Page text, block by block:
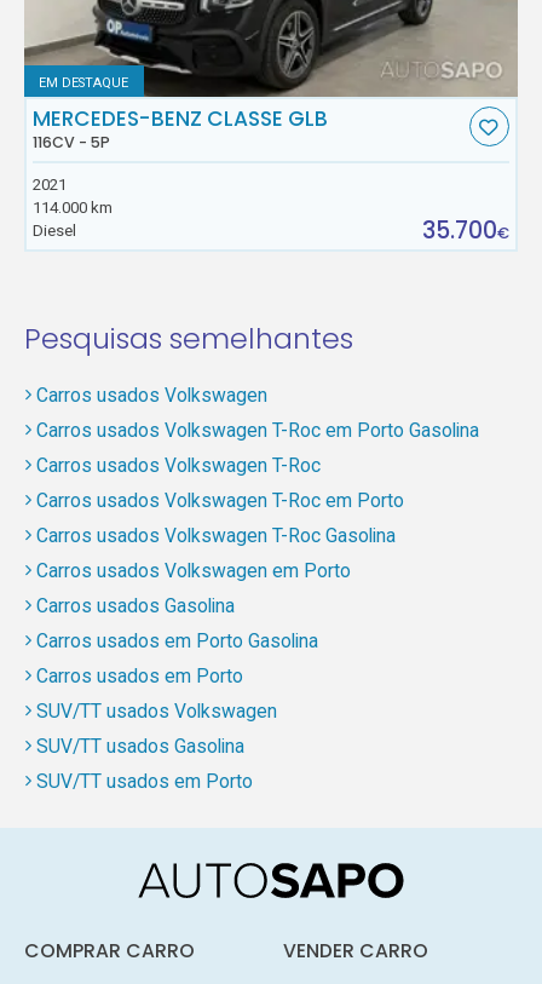
EM DESTAQUE
MERCEDES-BENZ CLASSE GLB
116CV - 5P
2021
114.000 km
Diesel
35.700€
Pesquisas semelhantes
Carros usados Volkswagen
Carros usados Volkswagen T-Roc em Porto Gasolina
Carros usados Volkswagen T-Roc
Carros usados Volkswagen T-Roc em Porto
Carros usados Volkswagen T-Roc Gasolina
Carros usados Volkswagen em Porto
Carros usados Gasolina
Carros usados em Porto Gasolina
Carros usados em Porto
SUV/TT usados Volkswagen
SUV/TT usados Gasolina
SUV/TT usados em Porto
COMPRAR CARRO VENDER CARRO